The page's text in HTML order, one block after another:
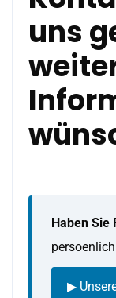
uns
Haben Sie
▶